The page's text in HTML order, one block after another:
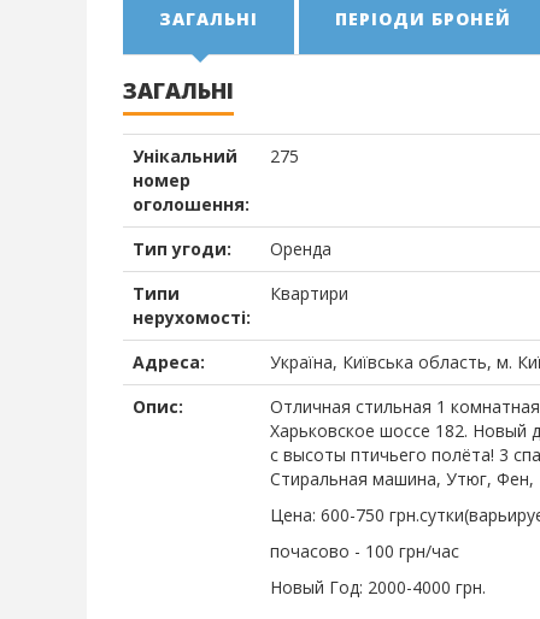
ЗАГАЛЬНІ ПЕРІОДИ БРОНЕЙ
ЗАГАЛЬНІ
Унікальний
номер
оголошення:
275
Тип угоди:
Оренда
Типи
нерухомості:
Квартири
Адреса:
Україна, Київська область, м.
Опис:
Отличная стильная 1
Харьковское шоссе 182. Новый
с высоты птичьего полёта! 3
Стиральная машина, Утюг, Фен,
Цена: 600-750
почасово - 100 грн/час
Новый Год: 2000-4000 грн.